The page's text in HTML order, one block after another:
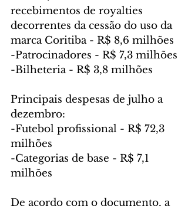
recebimentos de royalties
decorrentes da cessão do uso da
marca Coritiba - R$ 8,6 milhões
-Patrocinadores - R$ 7,3 milhões
-Bilheteria - R$ 3,8 milhões
Principais despesas de julho a
dezembro:
-Futebol profissional - R$ 72,3
milhões
-Categorias de base - R$ 7,1
milhões
De acordo com o documento, a